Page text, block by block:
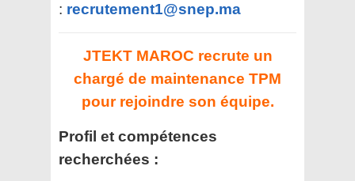
: recrutement1@snep.ma
JTEKT MAROC recrute un
chargé de maintenance TPM
pour rejoindre son équipe.
Profil et compétences
recherchées :